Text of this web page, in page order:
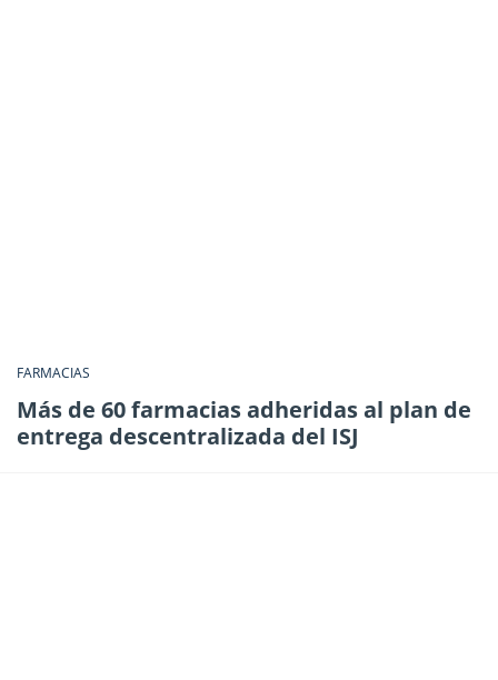
FARMACIAS
Más de 60 farmacias adheridas al plan de
entrega descentralizada del ISJ